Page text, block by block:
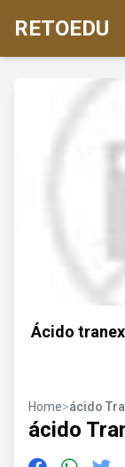
RETOEDU
Ácido
Home>ácido
ácido